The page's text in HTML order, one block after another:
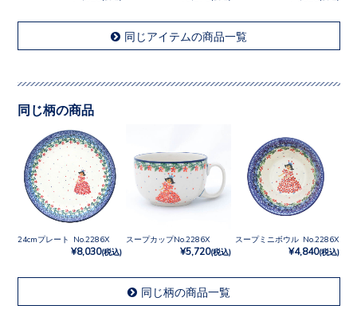
同じアイテムの商品一覧
同じ柄の商品
24cmプレート No.2286X
¥8,030(税込)
スープカップNo.2286X
¥5,720(税込)
スープミニボウル No.2286X
¥4,840(税込)
同じ柄の商品一覧